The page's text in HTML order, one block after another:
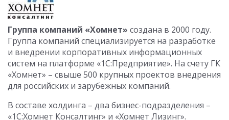
Группа компаний «Хомнет» создана в 2000 году.
Группа компаний специализируется на разработке
и внедрении корпоративных информационных
систем на платформе «1С:Предприятие». На счету ГК
«Хомнет» – свыше 500 крупных проектов внедрения
для российских и зарубежных компаний.
В составе холдинга – два бизнес-подразделения –
«1С:Хомнет Консалтинг» и «Хомнет Лизинг».